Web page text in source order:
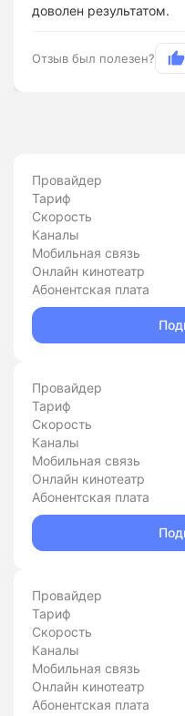
доволен результатом.
Отзыв был полезен?
Провайдер
Тариф
Скорость
Каналы
Мобильная связь
Онлайн кинотеатр
Абонентская плата
Провайдер
Тариф
Скорость
Каналы
Мобильная связь
Онлайн кинотеатр
Абонентская плата
Провайдер
Тариф
Скорость
Каналы
Мобильная связь
Онлайн кинотеатр
Абонентская плата